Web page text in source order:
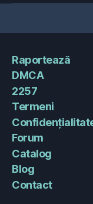
Raportează
DMCA
2257
Termeni
Forum
Catalog
Blog
Contact